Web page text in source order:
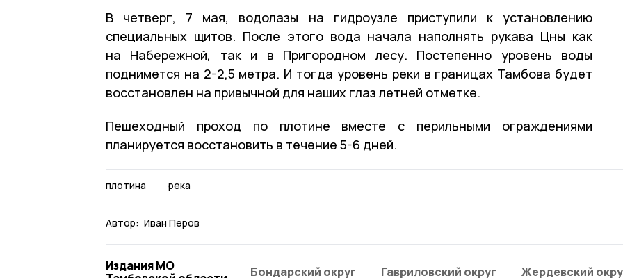
В четверг, 7 мая, водолазы на гидроузле приступили к установлению
специальных щитов. После этого вода начала наполнять рукава Цны как
на Набережной, так и в Пригородном лесу. Постепенно уровень воды
поднимется на 2-2,5 метра. И тогда уровень реки в границах Тамбова будет
восстановлен на привычной для наших глаз летней отметке.
Пешеходный проход по плотине вместе с перильными ограждениями
планируется восстановить в течение 5-6 дней.
плотина река
Автор: Иван Перов
Издания МО
Бондарский округ Гавриловский округ Жердевский